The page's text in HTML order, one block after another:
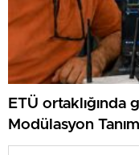
ETÜ
Modülasyon
aldı..